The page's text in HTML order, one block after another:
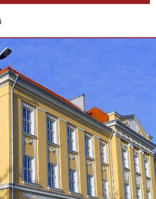
Strona BIP otwiera się w nowym oknie